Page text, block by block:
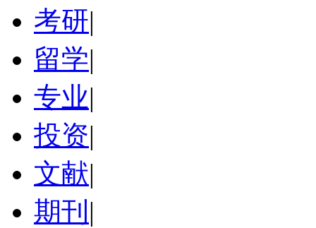
考研|
留学|
专业|
投资|
文献|
期刊 |